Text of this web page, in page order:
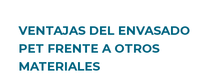
VENTAJAS DEL ENVASADO
PET FRENTE A OTROS
MATERIALES